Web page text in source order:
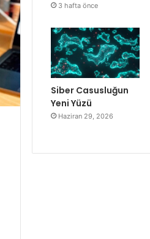
3 hafta önce
Siber Casusluğun
Yeni Yüzü
Haziran 29, 2026